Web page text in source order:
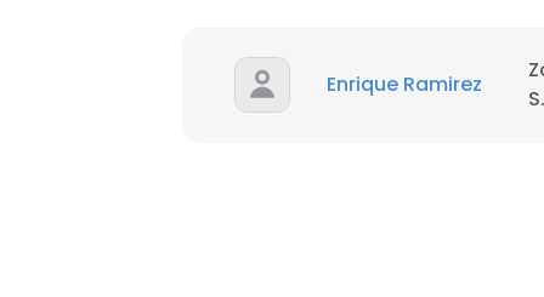
Enrique Ramirez
SHOW